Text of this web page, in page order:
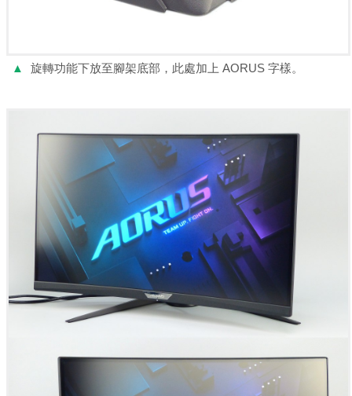
▲ 旋轉功能下放至腳架底部，此處加上 AORUS 字樣。